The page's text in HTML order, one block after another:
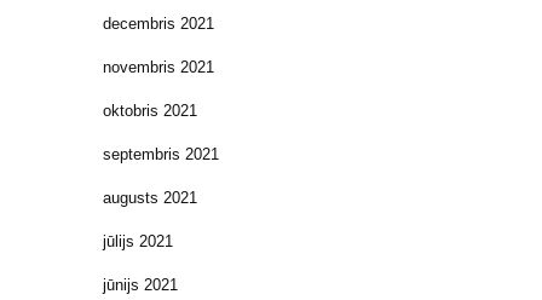
decembris 2021
novembris 2021
oktobris 2021
septembris 2021
augusts 2021
jūlijs 2021
jūnijs 2021